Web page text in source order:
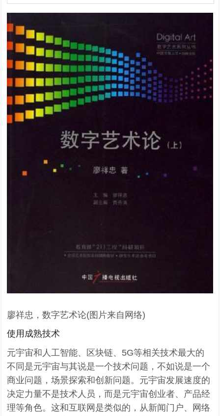
廖祥忠，数字艺术论(图片来自网络)
使用成熟技术
元宇宙和人工智能、区块链、5G等相关技术最大的
不同是元宇宙与其说是一个技术问题，不如说是一个
商业问题，场景探索和创新问题。元宇宙发展速度的
决定力量不是技术人员，而是元宇宙创业者、产品经
理等角色。这和互联网是类似的，从新闻门户、网络